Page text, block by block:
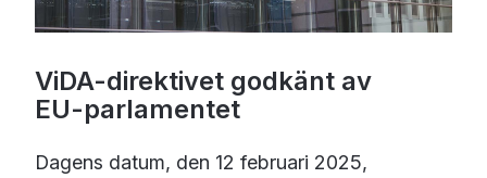
ViDA-direktivet godkänt av
EU-parlamentet
Dagens datum, den 12 februari 2025,